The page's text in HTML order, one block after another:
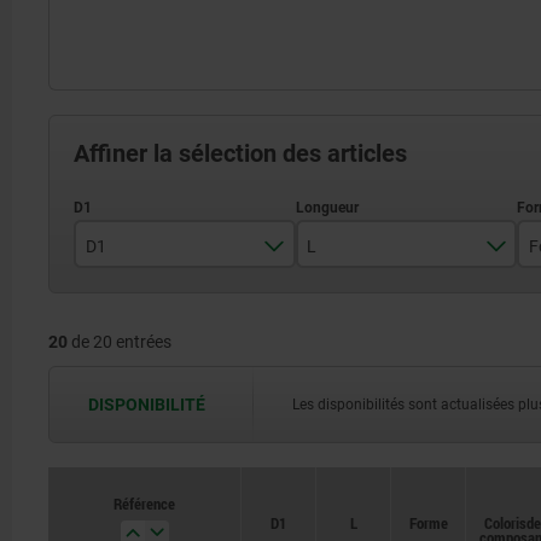
Affiner la sélection des articles
D1
10
L
20 de 20 entrées
DISPONIBILITÉ Les disponibilités sont actualisées
Référence
D1
L Forme Coloris
Référence
D1
L Forme Coloris